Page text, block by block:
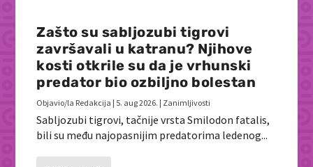
Zašto su sabljozubi tigrovi
završavali u katranu? Njihove
kosti otkrile su da je vrhunski
predator bio ozbiljno bolestan
Objavio/la Redakcija | 5. aug 2026. | Zanimljivosti
Sabljozubi tigrovi, tačnije vrsta Smilodon fatalis,
bili su među najopasnijim predatorima ledenog...